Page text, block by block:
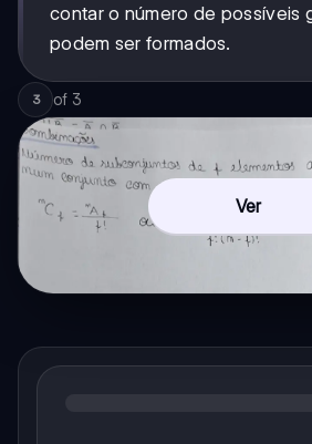
contar o número de possíveis
podem ser formados.
3 of 3
Ver